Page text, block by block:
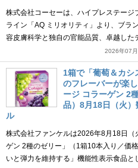
株式会社コーセーは、ハイプレステー
ライン「AQ ミリオリティ」より、ブラ
容皮膚科学と独自の官能品質、卓越し
2026年07
1箱で「葡萄＆カシ
のフレーバーが楽
ージ コラーゲン 2
品）8月18日（火
ル
株式会社ファンケルは2026年8月18日
ゲン 2種のゼリー」（1箱10本入り／価
いと弾力を維持する」機能性表示食品